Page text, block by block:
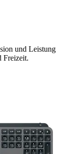
und Leistung
Freizeit.